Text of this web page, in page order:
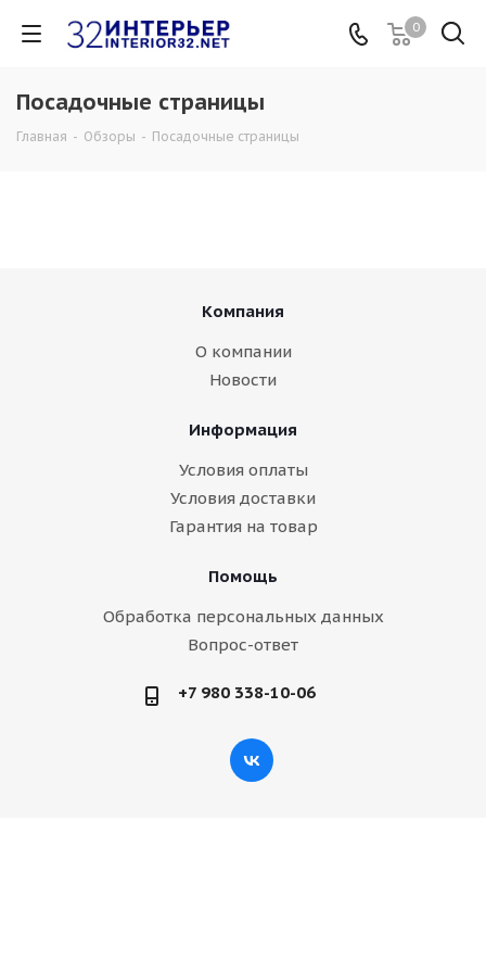
0
Посадочные страницы
Главная - Обзоры - Посадочные страницы
Компания
О компании
Новости
Информация
Условия оплаты
Условия доставки
Гарантия на товар
Помощь
Обработка персональных данных
Вопрос-ответ
+7 980 338-10-06